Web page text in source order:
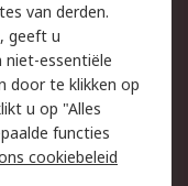
veiligheid
van derden.
geeft u
essentiële
door te klikken op
u op "Alles
functies
cookiebeleid